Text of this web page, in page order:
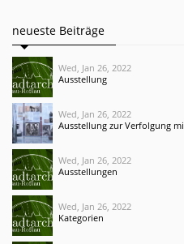
neueste Beiträge
Wed, Jan 26, 2022
Ausstellung
Wed, Jan 26, 2022
Wed, Jan 26, 2022
Ausstellungen
Wed, Jan 26, 2022
Kategorien